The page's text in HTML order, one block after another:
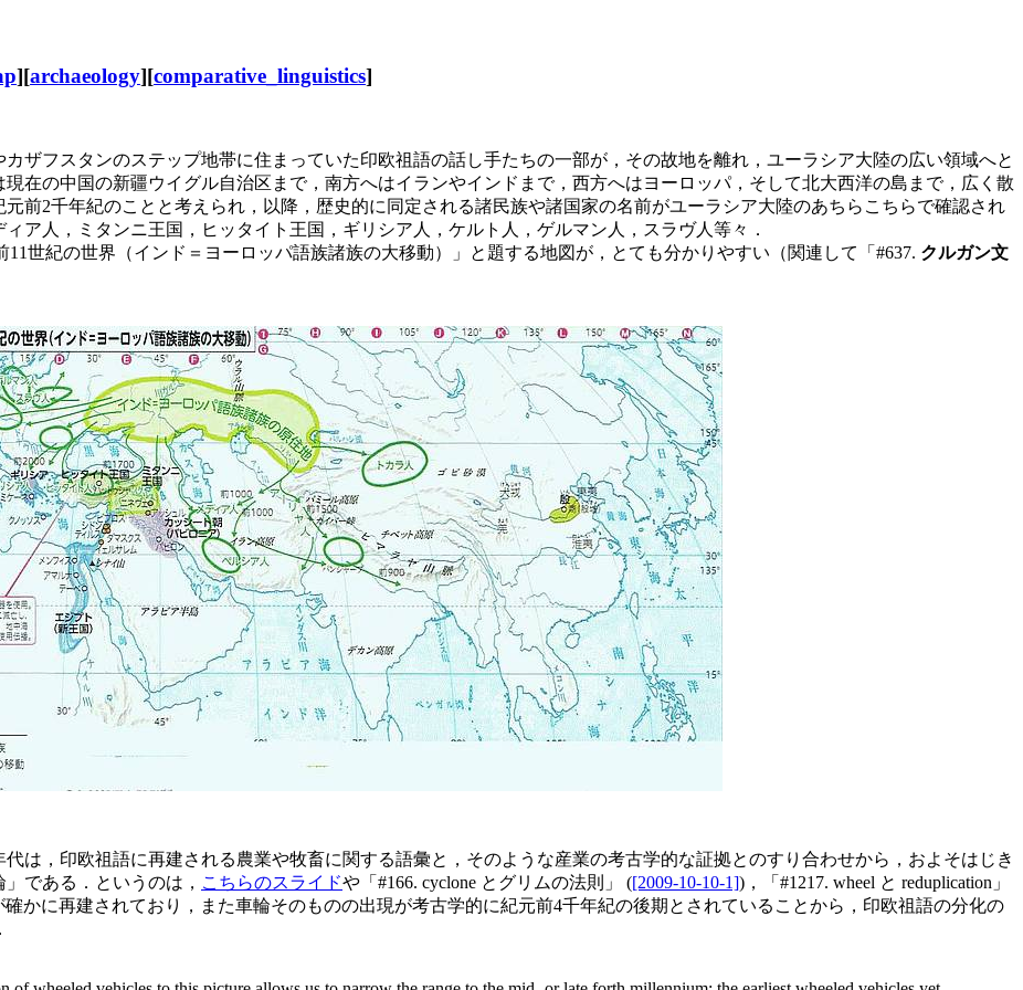
][archaeology][comparative_linguistics]
ザフスタンのステップ地帯に住まっていた印欧祖語の話し手たちの一部が，その故地を離れ，ユーラシア大陸の広い領域へと
在の中国の新疆ウイグル自治区まで，南方へはイランやインドまで，西方へはヨーロッパ，そして北大西洋の島まで，広く散
前2千年紀のことと考えられ，以降，歴史的に同定される諸民族や諸国家の名前がユーラシア大陸のあちらこちらで確認され
ア人，ミタンニ王国，ヒッタイト王国，ギリシア人，ケルト人，ゲルマン人，スラヴ人等々．
世紀の世界（インド＝ヨーロッパ語族諸族の大移動）」と題する地図が，とても分かりやすい（関連して「#637. クルガン文
は，印欧祖語に再建される農業や牧畜に関する語彙と，そのような産業の考古学的な証拠とのすり合わせから，およそはじき
である．というのは， こちらのスライドや「#166. cyclone とグリムの法則」 ([2009-10-10-1])，「#1217. wheel と reduplication」
かに再建されており，また車輪そのものの出現が考古学的に紀元前4千年紀の後期とされていることから，印欧祖語の分化の